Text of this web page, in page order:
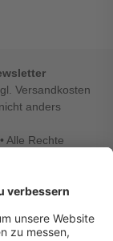
Versandkosten
anders
• Alle Rechte
für Ihr Office
Druckerzubehör
oder Ihr